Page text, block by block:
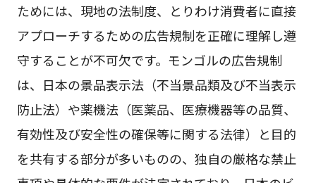
ためには、現地の法制度、とりわけ消費者に直接
アプローチするための広告規制を正確に理解し遵
守することが不可欠です。モンゴルの広告規制
は、日本の景品表示法（不当景品類及び不当表示
防止法）や薬機法（医薬品、医療機器等の品質、
有効性及び安全性の確保等に関する法律）と目的
を共有する部分が多いものの、独自の厳格な禁止